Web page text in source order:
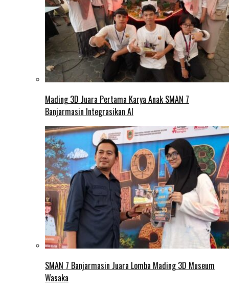
Mading 3D Juara Pertama Karya Anak SMAN 7
Banjarmasin Integrasikan AI
SMAN 7 Banjarmasin Juara Lomba Mading 3D Museum
Wasaka